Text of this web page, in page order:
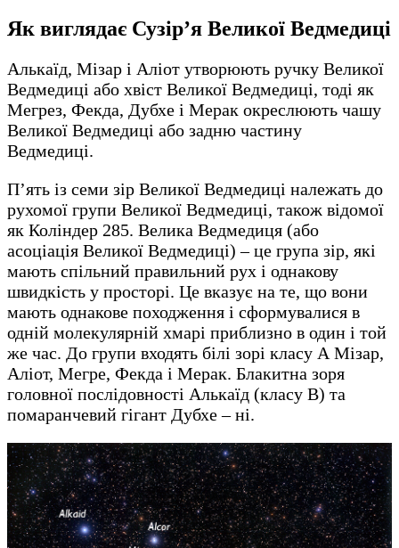
Як виглядає Сузір’я Великої Ведмедиці
Алькаїд, Мізар і Аліот утворюють ручку Великої
Ведмедиці або хвіст Великої Ведмедиці, тоді як
Мегрез, Фекда, Дубхе і Мерак окреслюють чашу
Великої Ведмедиці або задню частину
Ведмедиці.
П’ять із семи зір Великої Ведмедиці належать до
рухомої групи Великої Ведмедиці, також відомої
як Коліндер 285. Велика Ведмедиця (або
асоціація Великої Ведмедиці) – це група зір, які
мають спільний правильний рух і однакову
швидкість у просторі. Це вказує на те, що вони
мають однакове походження і сформувалися в
одній молекулярній хмарі приблизно в один і той
же час. До групи входять білі зорі класу А Мізар,
Аліот, Мегре, Фекда і Мерак. Блакитна зоря
головної послідовності Алькаїд (класу B) та
помаранчевий гігант Дубхе – ні.